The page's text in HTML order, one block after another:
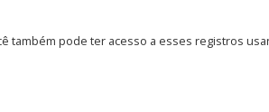
também pode ter acesso a esses registros